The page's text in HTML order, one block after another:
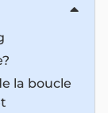
la boucle